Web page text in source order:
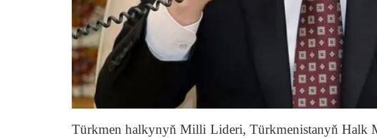
Тürkmen halkynyň Milli Lideri, Türkmenistanyň Halk